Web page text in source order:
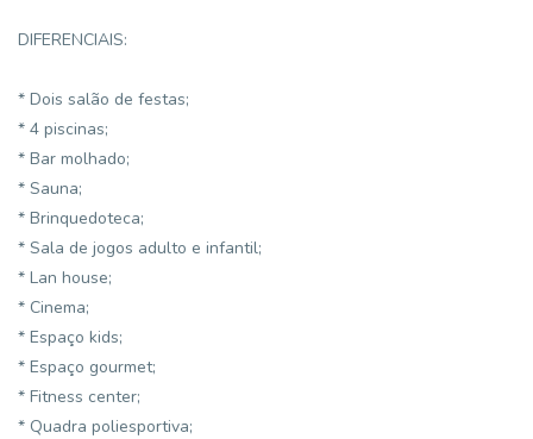
DIFERENCIAIS:
* Dois salão de festas;
* 4 piscinas;
* Bar molhado;
* Sauna;
* Brinquedoteca;
* Sala de jogos adulto e infantil;
* Lan house;
* Cinema;
* Espaço kids;
* Espaço gourmet;
* Fitness center;
* Quadra poliesportiva;